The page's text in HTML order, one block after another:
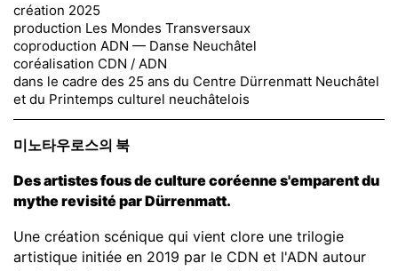
création 2025
production Les Mondes Transversaux
coproduction ADN — Danse Neuchâtel
coréalisation CDN / ADN
dans le cadre des 25 ans du Centre Dürrenmatt Neuchâtel
et du Printemps culturel neuchâtelois
미노타우로스의 북
Des artistes fous de culture coréenne s'emparent du
mythe revisité par Dürrenmatt.
Une création scénique qui vient clore une trilogie
artistique initiée en 2019 par le CDN et l'ADN autour